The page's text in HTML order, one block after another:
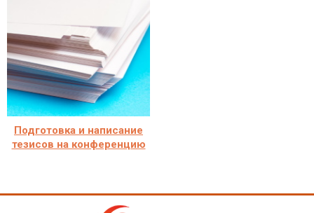
Подготовка и написание
тезисов на конференцию